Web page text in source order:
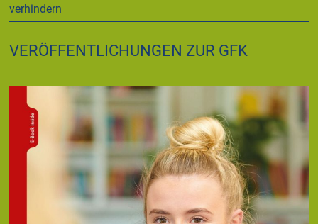
verhindern
VERÖFFENTLICHUNGEN ZUR GFK